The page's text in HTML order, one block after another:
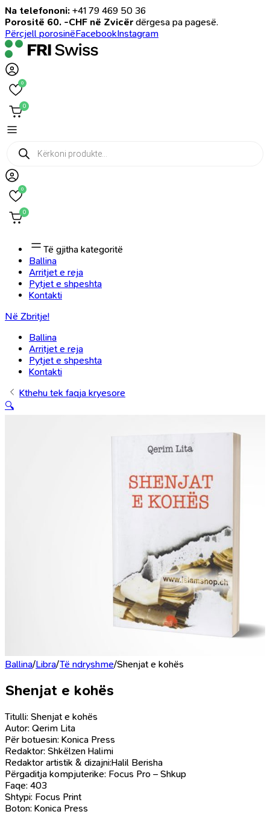
Na telefononi: +41 79 469 50 36
Porositë 60. -CHF në Zvicër dërgesa pa pagesë.
Përcjell porosinëFacebookInstagram
0
0
Products
search
0
0
Të gjitha kategoritë
Ballina
Arritjet e reja
Pytjet e shpeshta
Kontakti
Në Zbritje!
Ballina
Arritjet e reja
Pytjet e shpeshta
Kontakti
Kthehu tek faqja kryesore
🔍
Ballina/Libra/Të ndryshme/Shenjat e kohës
Shenjat e kohës
Titulli: Shenjat e kohës
Autor: Qerim Lita
Për botuesin: Konica Press
Redaktor: Shkëlzen Halimi
Redaktor artistik & dizajni:Halil Berisha
Përgaditja kompjuterike: Focus Pro – Shkup
Faqe: 403
Shtypi: Focus Print
Boton: Konica Press